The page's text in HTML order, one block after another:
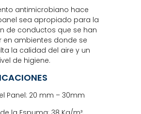
antimicrobiano hace
sea apropiado para la
de conductos que se han
en ambientes donde se
la calidad del aire y un
de higiene.
Panel: 20 mm – 30mm